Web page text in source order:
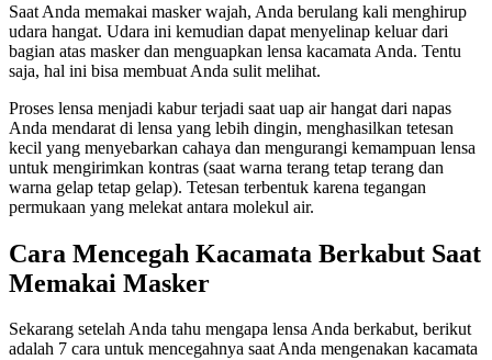
Saat Anda memakai masker wajah, Anda berulang kali menghirup
udara hangat. Udara ini kemudian dapat menyelinap keluar dari
bagian atas masker dan menguapkan lensa kacamata Anda. Tentu
saja, hal ini bisa membuat Anda sulit melihat.
Proses lensa menjadi kabur terjadi saat uap air hangat dari napas
Anda mendarat di lensa yang lebih dingin, menghasilkan tetesan
kecil yang menyebarkan cahaya dan mengurangi kemampuan lensa
untuk mengirimkan kontras (saat warna terang tetap terang dan
warna gelap tetap gelap). Tetesan terbentuk karena tegangan
permukaan yang melekat antara molekul air.
Cara Mencegah Kacamata Berkabut Saat
Memakai Masker
Sekarang setelah Anda tahu mengapa lensa Anda berkabut, berikut
adalah 7 cara untuk mencegahnya saat Anda mengenakan kacamata